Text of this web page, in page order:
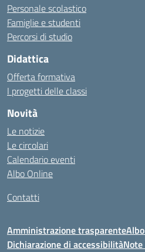
Personale scolastico
Famiglie e studenti
Percorsi di studio
Didattica
Offerta formativa
I progetti delle classi
Novità
Le notizie
Le circolari
Calendario eventi
Albo Online
Contatti
Amministrazione trasparente
Dichiarazione di accessibilità